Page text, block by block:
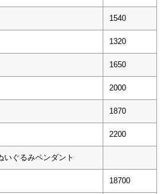
1540
1320
1650
2000
1870
2200
いぐるみペンダント
18700